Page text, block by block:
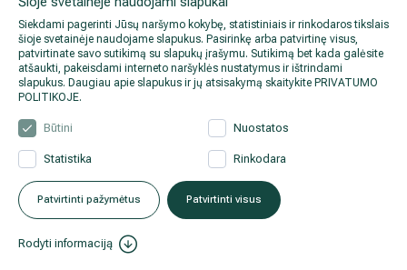
Siekdami pagerinti Jūsų naršymo kokybę, statistiniais ir rinkodaros tikslais
šioje svetainėje naudojame slapukus. Pasirinkę arba patvirtinę visus,
patvirtinate savo sutikimą su slapukų įrašymu. Sutikimą bet kada galėsite
atšaukti, pakeisdami interneto naršyklės nustatymus ir ištrindami
slapukus. Daugiau apie slapukus ir jų atsisakymą skaitykite PRIVATUMO
POLITIKOJE.
Būtini Nuostatos
Statistika Rinkodara
Patvirtinti pažymėtus Patvirtinti visus
Rodyti informaciją